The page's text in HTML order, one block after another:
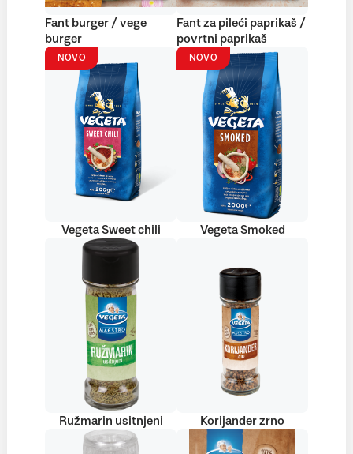
Fant burger / vege
burger
Fant za pileći paprikaš /
povrtni paprikaš
NOVO
Vegeta Sweet chili
NOVO
Vegeta Smoked
Ružmarin usitnjeni Korijander zrno